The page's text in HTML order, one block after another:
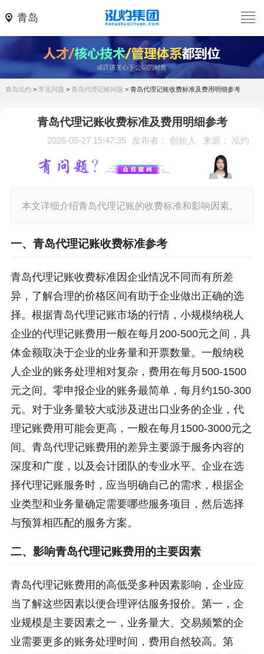
青岛
青岛泓灼 > 常见问题 > 青岛代理记账问题 > 青岛代理记账收费标准及费用明细参考
青岛代理记账收费标准及费用明细参考
2026-05-27 15:47:35 发布者： 创始人 来源： 泓灼
本文详细介绍青岛代理记账的收费标准和影响因素。
一、青岛代理记账收费标准参考
青岛代理记账收费标准因企业情况不同而有所差
异，了解合理的价格区间有助于企业做出正确的选
择。根据青岛代理记账市场的行情，小规模纳税人
企业的代理记账费用一般在每月200-500元之间，具
体金额取决于企业的业务量和开票数量。一般纳税
人企业的账务处理相对复杂，费用在每月500-1500
元之间。零申报企业的账务最简单，每月约150-300
元。对于业务量较大或涉及进出口业务的企业，代
理记账费用可能会更高，一般在每月1500-3000元之
间。青岛代理记账费用的差异主要源于服务内容的
深度和广度，以及会计团队的专业水平。企业在选
择代理记账服务时，应当明确自己的需求，根据企
业类型和业务量确定需要哪些服务项目，然后选择
与预算相匹配的服务方案。
二、影响青岛代理记账费用的主要因素
青岛代理记账费用的高低受多种因素影响，企业应
当了解这些因素以便合理评估服务报价。第一，企
业规模是主要因素之一，业务量大、交易频繁的企
业需要更多的账务处理时间，费用自然较高。第